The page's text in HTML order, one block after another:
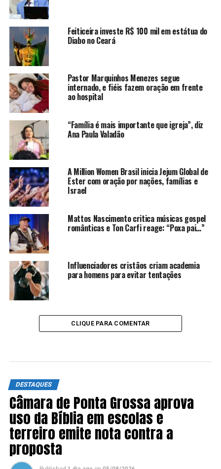
Feiticeira investe R$ 100 mil em estátua do
Diabo no Ceará
Pastor Marquinhos Menezes segue
internado, e fiéis fazem oração em frente
ao hospital
“Família é mais importante que igreja”, diz
Ana Paula Valadão
A Million Women Brasil inicia Jejum Global de
Ester com oração por nações, famílias e
Israel
Mattos Nascimento critica músicas gospel
românticas e Ton Carfi reage: “Poxa pai…”
Influenciadores cristãos criam academia
para homens para evitar tentações
CLIQUE PARA COMENTAR
DESTAQUES
Câmara de Ponta Grossa aprova
uso da Bíblia em escolas e
terreiro emite nota contra a
proposta